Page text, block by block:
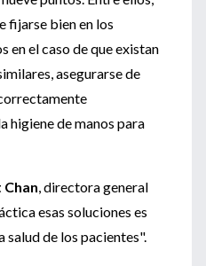
fijarse bien en los
en el caso de que existan
asegurarse de
higiene de manos para
, directora general
esas soluciones es
salud de los pacientes".